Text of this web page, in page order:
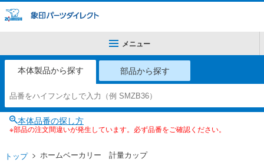
メニュー
本体製品から探す 部品から探す
本体品番の探し方
※部品の注文間違いが発生しています。必ず品番をご確認ください。
トップ ホームベーカリー 計量カップ